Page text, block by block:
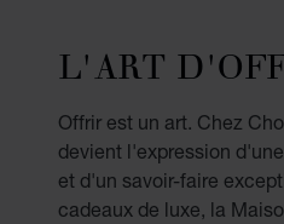
L'ART
Offrir est un art. Chez
devient l'expression
et d'un savoir-faire
cadeaux de luxe, la